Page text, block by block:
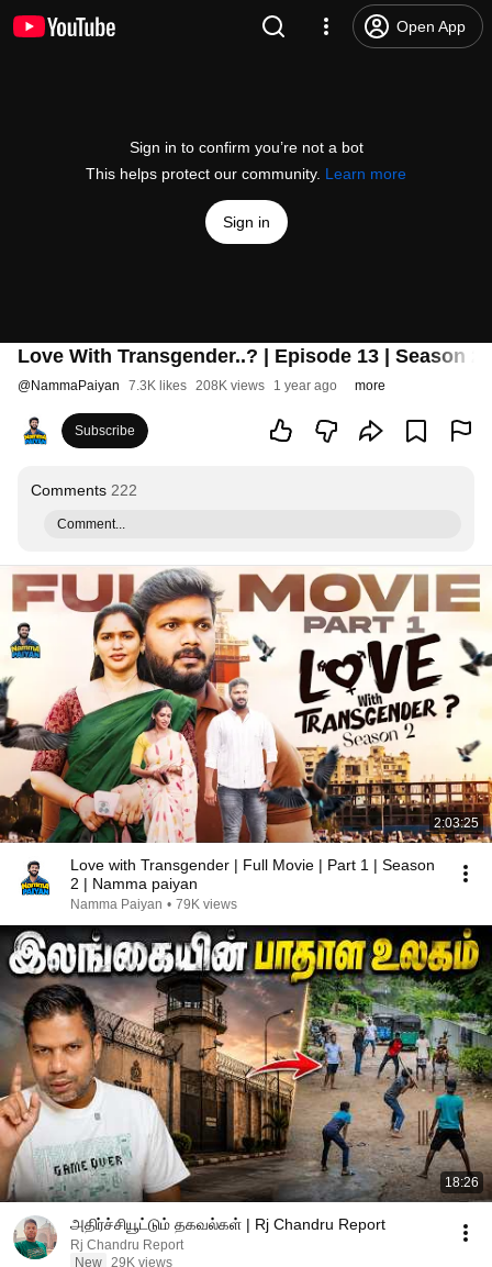
Open App
Sign in to confirm you’re not a bot
This helps protect our community. Learn more
Sign in
Love With Transgender..? | Episode 13 | Season 2
@NammaPaiyan 7.3K likes 208K views 1 year ago more
Subscribe
Comments 222
Comment...
2:03:25
Love with Transgender | Full Movie | Part 1 | Season
2 | Namma paiyan
Namma Paiyan • 79K views
18:26
அதிர்ச்சியூட்டும் தகவல்கள் | Rj Chandru Report
Rj Chandru Report
New 29K views